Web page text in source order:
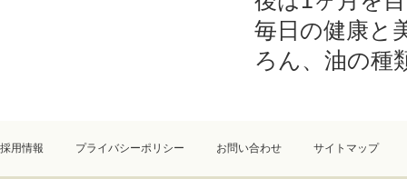
毎日の健康と
ろん、油の種
採用情報 プライバシーポリシー お問い合わせ サイトマップ